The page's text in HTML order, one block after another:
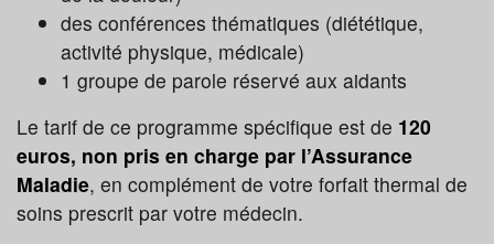
des conférences thématiques (diététique,
activité physique, médicale)
1 groupe de parole réservé aux aidants
Le tarif de ce programme spécifique est de 120
euros, non pris en charge par l’Assurance
Maladie, en complément de votre forfait thermal de
soins prescrit par votre médecin.